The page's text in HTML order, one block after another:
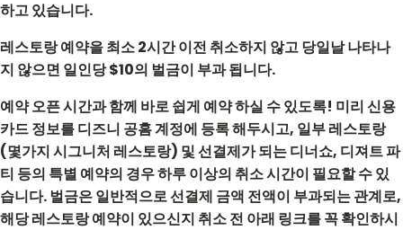
하고 있습니다.
레스토랑 예약을 최소 2시간 이전 취소하지 않고 당일날 나타나
지 않으면 일인당 $10의 벌금이 부과 됩니다.
예약 오픈 시간과 함께 바로 쉽게 예약 하실 수 있도록! 미리 신용
카드 정보를 디즈니 공홈 계정에 등록 해두시고, 일부 레스토랑
(몇가지 시그니처 레스토랑) 및 선결제가 되는 디너쇼, 디져트 파
티 등의 특별 예약의 경우 하루 이상의 취소 시간이 필요할 수 있
습니다. 벌금은 일반적으로 선결제 금액 전액이 부과되는 관계로,
해당 레스토랑 예약이 있으신지 취소 전 아래 링크를 꼭 확인하시